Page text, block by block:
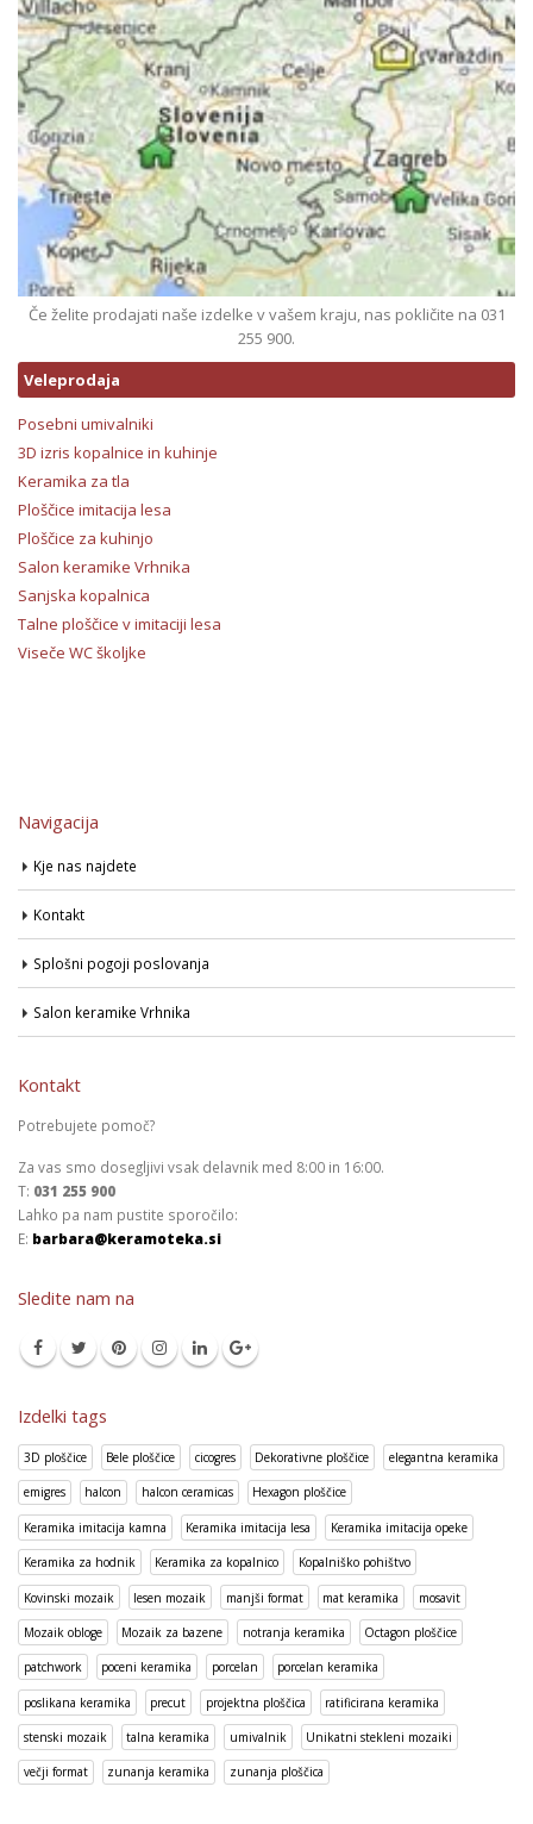
Če želite prodajati naše izdelke v vašem kraju, nas pokličite na 031
255 900.
Veleprodaja
Posebni umivalniki
3D izris kopalnice in kuhinje
Keramika za tla
Ploščice imitacija lesa
Ploščice za kuhinjo
Salon keramike Vrhnika
Sanjska kopalnica
Talne ploščice v imitaciji lesa
Viseče WC školjke
Navigacija
Kje nas najdete
Kontakt
Splošni pogoji poslovanja
Salon keramike Vrhnika
Kontakt
Potrebujete pomoč?
Za vas smo dosegljivi vsak delavnik med 8:00 in 16:00.
T: 031 255 900
Lahko pa nam pustite sporočilo:
E: barbara@keramoteka.si
Sledite nam na
Izdelki tags
3D ploščice Bele ploščice cicogres Dekorativne ploščice elegantna keramika
emigres halcon halcon ceramicas Hexagon ploščice
Keramika imitacija kamna Keramika imitacija lesa Keramika imitacija opeke
Keramika za hodnik Keramika za kopalnico Kopalniško pohištvo
Kovinski mozaik lesen mozaik manjši format mat keramika mosavit
Mozaik obloge Mozaik za bazene notranja keramika Octagon ploščice
patchwork poceni keramika porcelan porcelan keramika
poslikana keramika precut projektna ploščica ratificirana keramika
stenski mozaik talna keramika umivalnik Unikatni stekleni mozaiki
večji format zunanja keramika zunanja ploščica